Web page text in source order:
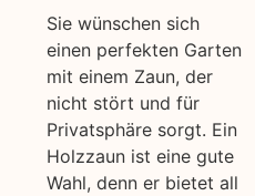
Sie wünschen sich
einen perfekten Garten
mit einem Zaun, der
nicht stört und für
Privatsphäre sorgt. Ein
Holzzaun ist eine gute
Wahl, denn er bietet all